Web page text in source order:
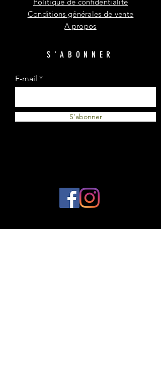
Conditions générales de vente
A propos
S'ABONNER
E-mail
S'abonner